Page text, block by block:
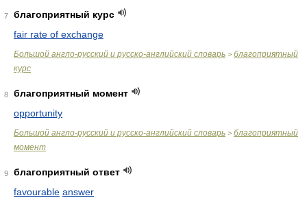
7
благоприятный курс
fair rate of exchange
Большой англо-русский и русско-английский словарь > благоприятный
курс
8
благоприятный момент
opportunity
Большой англо-русский и русско-английский словарь > благоприятный
момент
9
благоприятный ответ
favourable answer